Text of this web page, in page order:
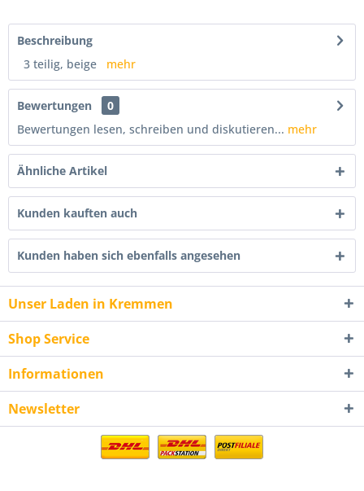
Beschreibung
3 teilig, beige mehr
Bewertungen
0
Bewertungen lesen, schreiben und diskutieren... mehr
Ähnliche Artikel
Kunden kauften auch
Kunden haben sich ebenfalls angesehen
Unser Laden in Kremmen
Shop Service
Informationen
Newsletter